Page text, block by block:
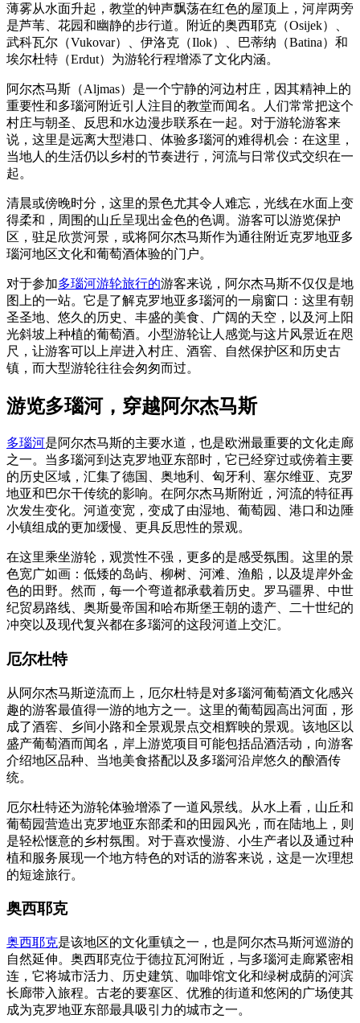
薄雾从水面升起，教堂的钟声飘荡在红色的屋顶上，河岸两旁
是芦苇、花园和幽静的步行道。附近的奥西耶克（Osijek）、
武科瓦尔（Vukovar）、伊洛克（Ilok）、巴蒂纳（Batina）和
埃尔杜特（Erdut）为游轮行程增添了文化内涵。
阿尔杰马斯（Aljmas）是一个宁静的河边村庄，因其精神上的
重要性和多瑙河附近引人注目的教堂而闻名。人们常常把这个
村庄与朝圣、反思和水边漫步联系在一起。对于游轮游客来
说，这里是远离大型港口、体验多瑙河的难得机会：在这里，
当地人的生活仍以乡村的节奏进行，河流与日常仪式交织在一
起。
清晨或傍晚时分，这里的景色尤其令人难忘，光线在水面上变
得柔和，周围的山丘呈现出金色的色调。游客可以游览保护
区，驻足欣赏河景，或将阿尔杰马斯作为通往附近克罗地亚多
瑙河地区文化和葡萄酒体验的门户。
对于参加多瑙河游轮旅行的游客来说，阿尔杰马斯不仅仅是地
图上的一站。它是了解克罗地亚多瑙河的一扇窗口：这里有朝
圣圣地、悠久的历史、丰盛的美食、广阔的天空，以及河上阳
光斜坡上种植的葡萄酒。小型游轮让人感觉与这片风景近在咫
尺，让游客可以上岸进入村庄、酒窖、自然保护区和历史古
镇，而大型游轮往往会匆匆而过。
游览多瑙河，穿越阿尔杰马斯
多瑙河是阿尔杰马斯的主要水道，也是欧洲最重要的文化走廊
之一。当多瑙河到达克罗地亚东部时，它已经穿过或傍着主要
的历史区域，汇集了德国、奥地利、匈牙利、塞尔维亚、克罗
地亚和巴尔干传统的影响。在阿尔杰马斯附近，河流的特征再
次发生变化。河道变宽，变成了由湿地、葡萄园、港口和边陲
小镇组成的更加缓慢、更具反思性的景观。
在这里乘坐游轮，观赏性不强，更多的是感受氛围。这里的景
色宽广如画：低矮的岛屿、柳树、河滩、渔船，以及堤岸外金
色的田野。然而，每一个弯道都承载着历史。罗马疆界、中世
纪贸易路线、奥斯曼帝国和哈布斯堡王朝的遗产、二十世纪的
冲突以及现代复兴都在多瑙河的这段河道上交汇。
厄尔杜特
从阿尔杰马斯逆流而上，厄尔杜特是对多瑙河葡萄酒文化感兴
趣的游客最值得一游的地方之一。这里的葡萄园高出河面，形
成了酒窖、乡间小路和全景观景点交相辉映的景观。该地区以
盛产葡萄酒而闻名，岸上游览项目可能包括品酒活动，向游客
介绍地区品种、当地美食搭配以及多瑙河沿岸悠久的酿酒传
统。
厄尔杜特还为游轮体验增添了一道风景线。从水上看，山丘和
葡萄园营造出克罗地亚东部柔和的田园风光，而在陆地上，则
是轻松惬意的乡村氛围。对于喜欢慢游、小生产者以及通过种
植和服务展现一个地方特色的对话的游客来说，这是一次理想
的短途旅行。
奥西耶克
奥西耶克是该地区的文化重镇之一，也是阿尔杰马斯河巡游的
自然延伸。奥西耶克位于德拉瓦河附近，与多瑙河走廊紧密相
连，它将城市活力、历史建筑、咖啡馆文化和绿树成荫的河滨
长廊带入旅程。古老的要塞区、优雅的街道和悠闲的广场使其
成为克罗地亚东部最具吸引力的城市之一。